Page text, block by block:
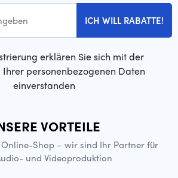
ICH WILL RABATTE!
erklären Sie sich mit der
personenbezogenen Daten
einverstanden
VORTEILE
Shop – wir sind Ihr Partner für
und Videoproduktion